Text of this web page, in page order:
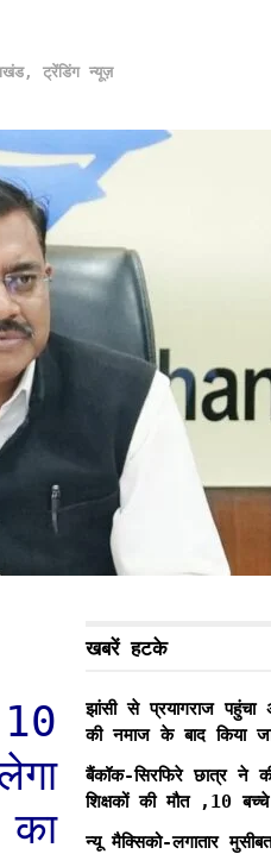
, ट्रेंडिंग न्यूज़
खबरें हटके
झांसी से प्रयागराज
की नमाज के बाद किया
बैंकॉक-सिरफिरे छात्र ने
शिक्षकों की मौत ,10
न्यू मैक्सिको-लगातार